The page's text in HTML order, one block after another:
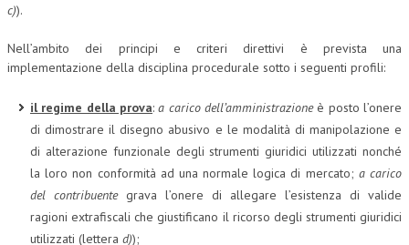
c)).
Nell’ambito dei principi e criteri direttivi è prevista una
implementazione della disciplina procedurale sotto i seguenti profili:
il regime della prova:a carico dell’amministrazioneè posto l’onere
di dimostrare il disegno abusivo e le modalità di manipolazione e
di alterazione funzionale degli strumenti giuridici utilizzati nonché
la loro non conformità ad una normale logica di mercato; a carico
del contribuentegrava l’onere di allegare l’esistenza di valide
ragioni extrafiscali che giustificano il ricorso degli strumenti giuridici
utilizzati (lettera d));